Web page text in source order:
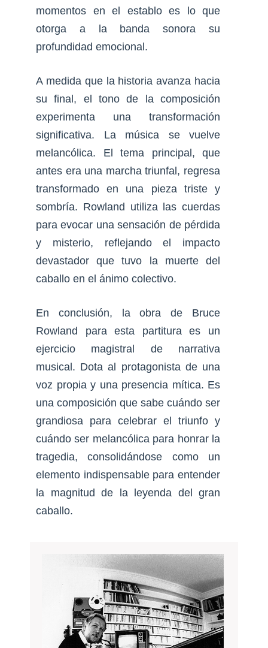
momentos en el establo es lo que
otorga a la banda sonora su
profundidad emocional.
A medida que la historia avanza hacia
su final, el tono de la composición
experimenta una transformación
significativa. La música se vuelve
melancólica. El tema principal, que
antes era una marcha triunfal, regresa
transformado en una pieza triste y
sombría. Rowland utiliza las cuerdas
para evocar una sensación de pérdida
y misterio, reflejando el impacto
devastador que tuvo la muerte del
caballo en el ánimo colectivo.
En conclusión, la obra de Bruce
Rowland para esta partitura es un
ejercicio magistral de narrativa
musical. Dota al protagonista de una
voz propia y una presencia mítica. Es
una composición que sabe cuándo ser
grandiosa para celebrar el triunfo y
cuándo ser melancólica para honrar la
tragedia, consolidándose como un
elemento indispensable para entender
la magnitud de la leyenda del gran
caballo.